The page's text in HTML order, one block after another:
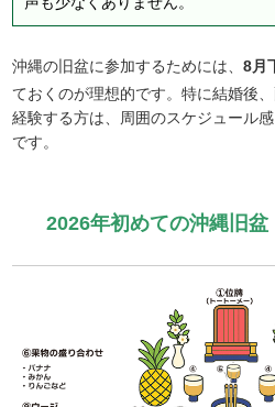
沖縄の旧盆に参加するためには、8月
ておくのが理想的です。特に結婚後
経験する方は、周囲のスケジュール
です。
2026年初めての沖縄旧